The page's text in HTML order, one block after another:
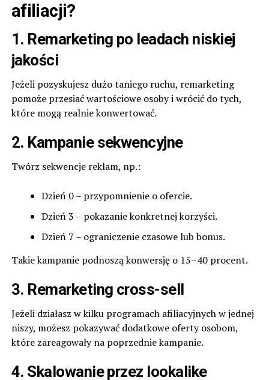
afiliacji?
1. Remarketing po leadach niskiej
jakości
Jeżeli pozyskujesz dużo taniego ruchu, remarketing
pomoże przesiać wartościowe osoby i wrócić do tych,
które mogą realnie konwertować.
2. Kampanie sekwencyjne
Twórz sekwencje reklam, np.:
Dzień 0 – przypomnienie o ofercie.
Dzień 3 – pokazanie konkretnej korzyści.
Dzień 7 – ograniczenie czasowe lub bonus.
Takie kampanie podnoszą konwersję o 15–40 procent.
3. Remarketing cross-sell
Jeżeli działasz w kilku programach afiliacyjnych w jednej
niszy, możesz pokazywać dodatkowe oferty osobom,
które zareagowały na poprzednie kampanie.
4. Skalowanie przez lookalike